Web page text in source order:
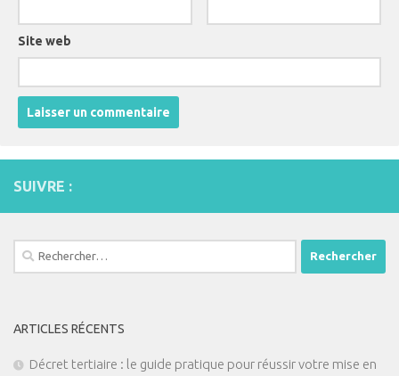
Site web
SUIVRE :
Rechercher :
ARTICLES RÉCENTS
Décret tertiaire : le guide pratique pour réussir votre mise en